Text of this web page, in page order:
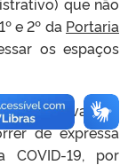
e 2º da Portaria
os espaços
vacinal
de expressa
COVID-19, por